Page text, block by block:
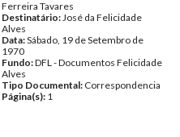
Ferreira Tavares
Destinatário:José da Felicidade
Alves
Data:Sábado, 19 de Setembro de
1970
Fundo:DFL - Documentos Felicidade
Alves
Tipo Documental: Correspondencia
Página(s): 1